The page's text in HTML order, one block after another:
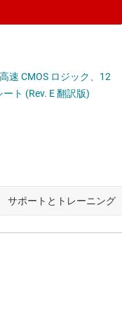
速 CMOS ロジック、12
ト (Rev. E 翻訳版)